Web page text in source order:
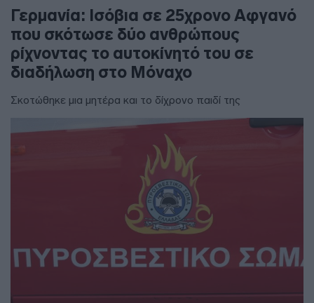
Γερμανία: Ισόβια σε 25χρονο Αφγανό
που σκότωσε δύο ανθρώπους
ρίχνοντας το αυτοκίνητό του σε
διαδήλωση στο Μόναχο
Σκοτώθηκε μια μητέρα και το δίχρονο παιδί της